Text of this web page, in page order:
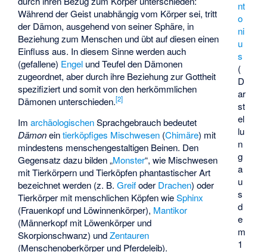
nt
o
ni
u
s
(
D
ar
st
el
lu
n
g
a
u
s
d
e
m
1
Während der Geist unabhängig vom Körper sei, tritt
der Dämon, ausgehend von seiner Sphäre, in
Beziehung zum Menschen und übt auf diesen einen
Einfluss aus. In diesem Sinne werden auch
(gefallene) Engel und Teufel den Dämonen
zugeordnet, aber durch ihre Beziehung zur Gottheit
spezifiziert und somit von den herkömmlichen
Dämonen unterschieden.[2]
ImarchäologischenSprachgebrauch bedeutet
Dämoneintierköpfiges Mischwesen (Chimäre) mit
mindestens menschengestaltigen Beinen. Den
Gegensatz dazu bilden „Monster“, wie Mischwesen
mit Tierkörpern und Tierköpfen phantastischer Art
bezeichnet werden (z. B.Greifoder Drachen) oder
Tierkörper mit menschlichen Köpfen wieSphinx
(Frauenkopf und Löwinnenkörper), Mantikor
(Männerkopf mit Löwenkörper und
Skorpionschwanz) undZentauren
(Menschenoberkörper und Pferdeleib).